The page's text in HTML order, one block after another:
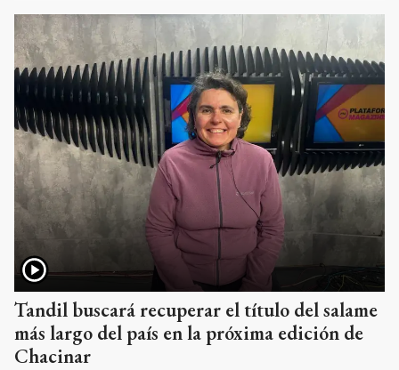
Tandil buscará recuperar el título del salame
más largo del país en la próxima edición de
Chacinar